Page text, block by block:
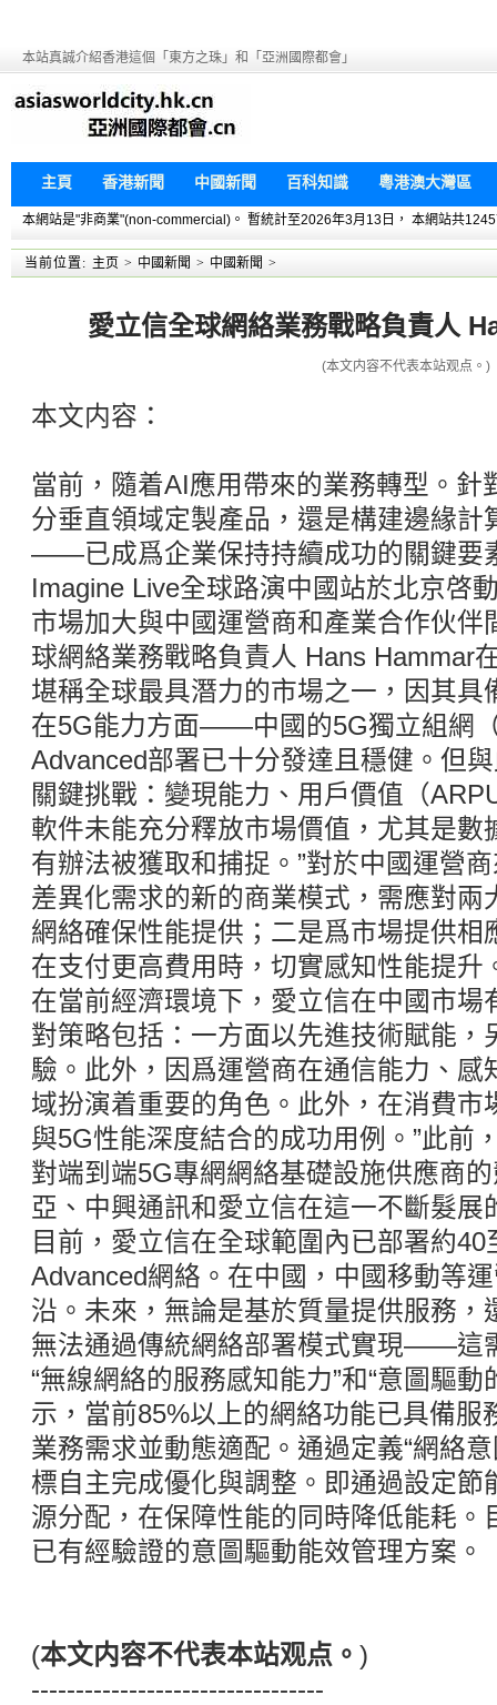
本站真誠介紹香港這個「東方之珠」和「亞洲國際都會」
主頁 香港新聞 中國新聞 百科知識 粵港澳大灣區
本網站是"非商業"(non-commercial)。 暫統計至2026年3月13日， 本網站共
当前位置: 主页 > 中國新聞 > 中國新聞 >
愛立信全球網絡業務戰略負責人
(本文内容不代表本站观点。)
本文内容：
當前，隨着AI應用帶來的業務轉型。針
分垂直領域定製產品，還是構建邊緣計
——已成爲企業保持持續成功的關鍵要
Imagine Live全球路演中國站於北京啓
市場加大與中國運營商和產業合作伙伴
球網絡業務戰略負責人 Hans Hammar
堪稱全球最具潛力的市場之一，因其具
在5G能力方面——中國的5G獨立組網
Advanced部署已十分發達且穩健。但
關鍵挑戰：變現能力、用戶價值（
軟件未能充分釋放市場價值，尤其是數
有辦法被獲取和捕捉。”對於中國運營
差異化需求的新的商業模式，需應對兩
網絡確保性能提供；二是爲市場提供
在支付更高費用時，切實感知性能提升
在當前經濟環境下，愛立信在中國市場
對策略包括：一方面以先進技術賦能，
驗。此外，因爲運營商在通信能力、感
域扮演着重要的角色。此外，在消費市
與5G性能深度結合的成功用例。”此前
對端到端5G專網網絡基礎設施供應商
亞、中興通訊和愛立信在這一不斷髮展
目前，愛立信在全球範圍內已部署約
Advanced網絡。在中國，中國移動等
沿。未來，無論是基於質量提供服務，
無法通過傳統網絡部署模式實現——這
“無線網絡的服務感知能力”和“意圖驅動
示，當前85%以上的網絡功能已具備服
業務需求並動態適配。通過定義“網絡
標自主完成優化與調整。即通過設定節
源分配，在保障性能的同時降低能耗。
已有經驗證的意圖驅動能效管理方案。
(本文内容不代表本站观点。 )
---------------------------------